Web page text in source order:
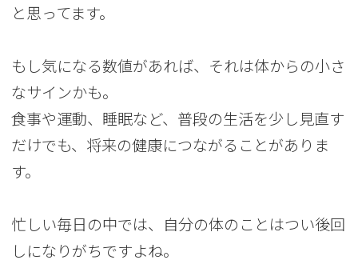
と思ってます。
もし気になる数値があれば、それは体からの小さ
なサインかも。
食事や運動、睡眠など、普段の生活を少し見直す
だけでも、将来の健康につながることがありま
す。
忙しい毎日の中では、自分の体のことはつい後回
しになりがちですよね。